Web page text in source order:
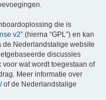
die is
v2” (hierna “GPL”) en kan
de Nederlandstalige website
discussies
wat wordt toegestaan of
Meer informatie over
of de Nederlandstalige